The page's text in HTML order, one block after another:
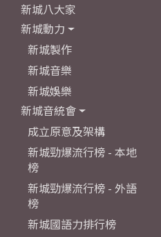
新城八大家
新城動力
新城製作
新城音樂
新城娛樂
新城音統會
成立原意及架構
新城勁爆流行榜 - 本地
榜
新城勁爆流行榜 - 外語
榜
新城國語力排行榜